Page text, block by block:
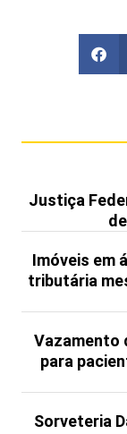
Justiça
Imóveis em
tributária
Vazamento
para
Sorveteria